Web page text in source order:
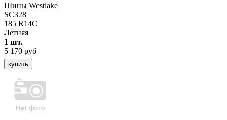
Шины Westlake
SC328
185 R14C
Летняя
1 шт.
5 170 руб
купить